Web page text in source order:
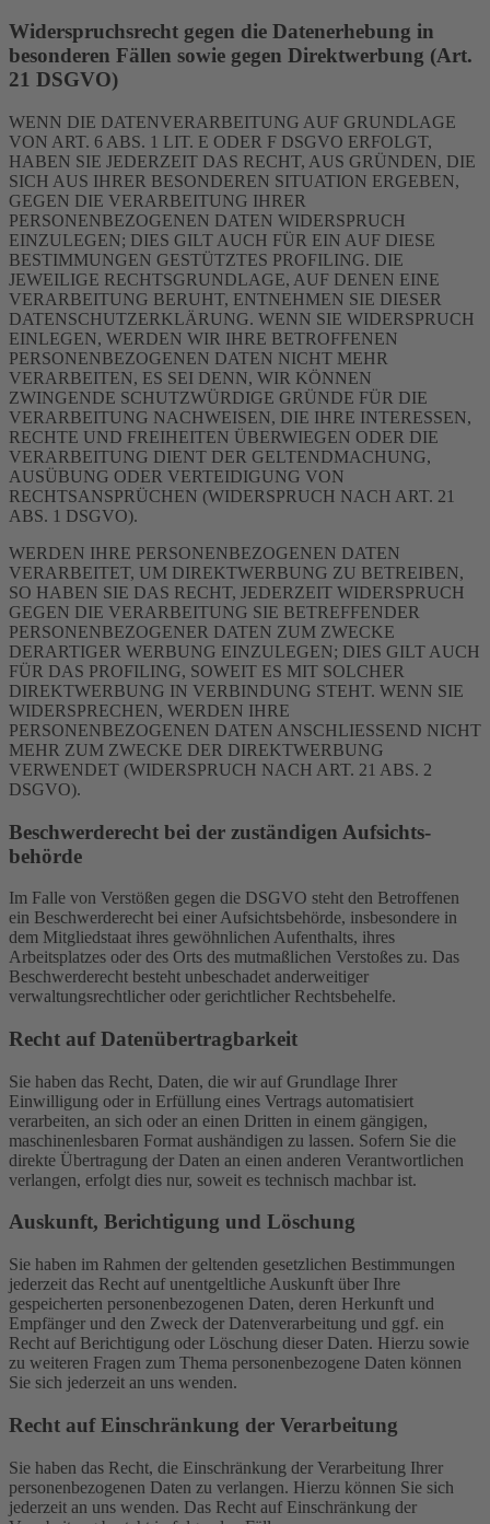
Widerspruchsrecht gegen die Datenerhebung in
besonderen Fällen sowie gegen Direktwerbung (Art.
21 DSGVO)
WENN DIE DATENVERARBEITUNG AUF GRUNDLAGE
VON ART. 6 ABS. 1 LIT. E ODER F DSGVO ERFOLGT,
HABEN SIE JEDERZEIT DAS RECHT, AUS GRÜNDEN, DIE
SICH AUS IHRER BESONDEREN SITUATION ERGEBEN,
GEGEN DIE VERARBEITUNG IHRER
PERSONENBEZOGENEN DATEN WIDERSPRUCH
EINZULEGEN; DIES GILT AUCH FÜR EIN AUF DIESE
BESTIMMUNGEN GESTÜTZTES PROFILING. DIE
JEWEILIGE RECHTSGRUNDLAGE, AUF DENEN EINE
VERARBEITUNG BERUHT, ENTNEHMEN SIE DIESER
DATENSCHUTZERKLÄRUNG. WENN SIE WIDERSPRUCH
EINLEGEN, WERDEN WIR IHRE BETROFFENEN
PERSONENBEZOGENEN DATEN NICHT MEHR
VERARBEITEN, ES SEI DENN, WIR KÖNNEN
ZWINGENDE SCHUTZWÜRDIGE GRÜNDE FÜR DIE
VERARBEITUNG NACHWEISEN, DIE IHRE INTERESSEN,
RECHTE UND FREIHEITEN ÜBERWIEGEN ODER DIE
VERARBEITUNG DIENT DER GELTENDMACHUNG,
AUSÜBUNG ODER VERTEIDIGUNG VON
RECHTSANSPRÜCHEN (WIDERSPRUCH NACH ART. 21
ABS. 1 DSGVO).
WERDEN IHRE PERSONENBEZOGENEN DATEN
VERARBEITET, UM DIREKTWERBUNG ZU BETREIBEN,
SO HABEN SIE DAS RECHT, JEDERZEIT WIDERSPRUCH
GEGEN DIE VERARBEITUNG SIE BETREFFENDER
PERSONENBEZOGENER DATEN ZUM ZWECKE
DERARTIGER WERBUNG EINZULEGEN; DIES GILT AUCH
FÜR DAS PROFILING, SOWEIT ES MIT SOLCHER
DIREKTWERBUNG IN VERBINDUNG STEHT. WENN SIE
WIDERSPRECHEN, WERDEN IHRE
PERSONENBEZOGENEN DATEN ANSCHLIESSEND NICHT
MEHR ZUM ZWECKE DER DIREKTWERBUNG
VERWENDET (WIDERSPRUCH NACH ART. 21 ABS. 2
DSGVO).
Beschwerde­recht bei der zuständigen Aufsichts­
behörde
Im Falle von Verstößen gegen die DSGVO steht den Betroffenen
ein Beschwerderecht bei einer Aufsichtsbehörde, insbesondere in
dem Mitgliedstaat ihres gewöhnlichen Aufenthalts, ihres
Arbeitsplatzes oder des Orts des mutmaßlichen Verstoßes zu. Das
Beschwerderecht besteht unbeschadet anderweitiger
verwaltungsrechtlicher oder gerichtlicher Rechtsbehelfe.
Recht auf Daten­übertrag­barkeit
Sie haben das Recht, Daten, die wir auf Grundlage Ihrer
Einwilligung oder in Erfüllung eines Vertrags automatisiert
verarbeiten, an sich oder an einen Dritten in einem gängigen,
maschinenlesbaren Format aushändigen zu lassen. Sofern Sie die
direkte Übertragung der Daten an einen anderen Verantwortlichen
verlangen, erfolgt dies nur, soweit es technisch machbar ist.
Auskunft, Berichtigung und Löschung
Sie haben im Rahmen der geltenden gesetzlichen Bestimmungen
jederzeit das Recht auf unentgeltliche Auskunft über Ihre
gespeicherten personenbezogenen Daten, deren Herkunft und
Empfänger und den Zweck der Datenverarbeitung und ggf. ein
Recht auf Berichtigung oder Löschung dieser Daten. Hierzu sowie
zu weiteren Fragen zum Thema personenbezogene Daten können
Sie sich jederzeit an uns wenden.
Recht auf Einschränkung der Verarbeitung
Sie haben das Recht, die Einschränkung der Verarbeitung Ihrer
personenbezogenen Daten zu verlangen. Hierzu können Sie sich
jederzeit an uns wenden. Das Recht auf Einschränkung der